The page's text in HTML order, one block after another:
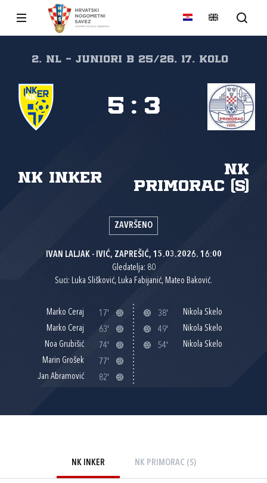
2. NL - JUNIORI B 25/26, 17. kolo
NK Inker
NK
Primorac (S)
5 : 3
ZAVRŠENO
IVAN LALJAK - IVIĆ, ZAPREŠIĆ, 15.03.2026. 16:00
Gledatelja: 80
Suci: Luka Slišković, Luka Fabijanić, Mateo Baković.
Marko Ceraj
17'
Marko Ceraj
63'
Noa Grubišić
74'
Marin Grošek
77'
Jan Abramović
82'
38'
Nikola Skelo
49'
Nikola Skelo
54'
Nikola Skelo
NK INKER NK PRIMORAC (S)